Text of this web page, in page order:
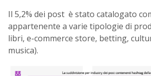
Il 5,2% dei post è stato catalogato
appartenente a varie tipologie di
libri, e-commerce store, betting,
musica).